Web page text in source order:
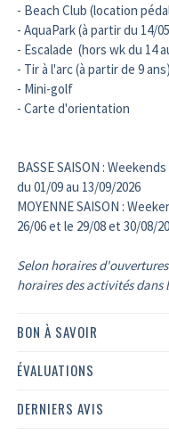
- Beach Club (location
- AquaPark (à partir du 14/
- Escalade (hors wk du 14
- Tir à l'arc (à partir de 9
- Mini-golf
- Carte d'orientation
BASSE SAISON :
du 01/09 au 13/09/2026
MOYENNE SAISON :
26/06 et le 29/08 et 30/08/
Selon horaires
horaires des activités
BON À SAVOIR
ÉVALUATIONS
DERNIERS AVIS